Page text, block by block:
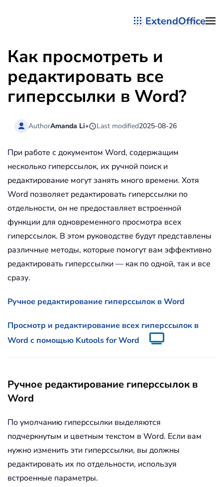
ExtendOffice
Как просмотреть и
редактировать все
гиперссылки в Word?
AuthorAmanda Li• Last modified2025-08-26
При работе с документом Word, содержащим
несколько гиперссылок, их ручной поиск и
редактирование могут занять много времени. Хотя
Word позволяет редактировать гиперссылки по
отдельности, он не предоставляет встроенной
функции для одновременного просмотра всех
гиперссылок. В этом руководстве будут представлены
различные методы, которые помогут вам эффективно
редактировать гиперссылки — как по одной, так и все
сразу.
Ручное редактирование гиперссылок в Word
Просмотр и редактирование всех гиперссылок в
Word с помощью Kutools for Word
Ручное редактирование гиперссылок в
Word
По умолчанию гиперссылки выделяются
подчеркнутым и цветным текстом в Word. Если вам
нужно изменить эти гиперссылки, вы должны
редактировать их по отдельности, используя
встроенные параметры.